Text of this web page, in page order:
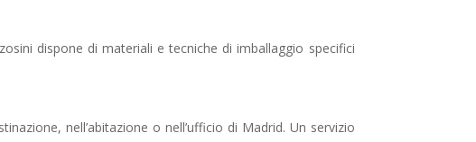
dispone di materiali e tecniche di imballaggio specifici
nell’abitazione o nell’ufficio di Madrid. Un servizio